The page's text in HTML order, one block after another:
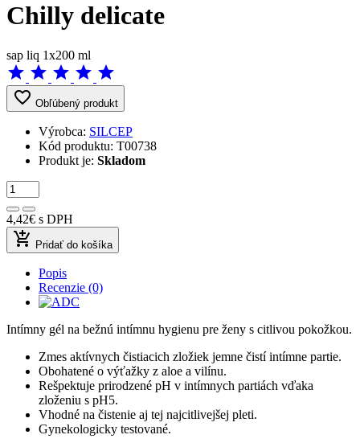
Chilly delicate
sap liq 1x200 ml
star star star star star
favorite_border Obľúbený produkt
Výrobca: SILCEP
Kód produktu: T00738
Produkt je: Skladom
4,42€ s DPH
add_shopping_cart Pridať do košíka
Popis
Recenzie (0)
Intímny gél na bežnú intímnu hygienu pre ženy s citlivou pokožkou.
Zmes aktívnych čistiacich zložiek jemne čistí intímne partie.
Obohatené o výťažky z aloe a vilínu.
Rešpektuje prirodzené pH v intímnych partiách vďaka
zloženiu s pH5.
Vhodné na čistenie aj tej najcitlivejšej pleti.
Gynekologicky testované.